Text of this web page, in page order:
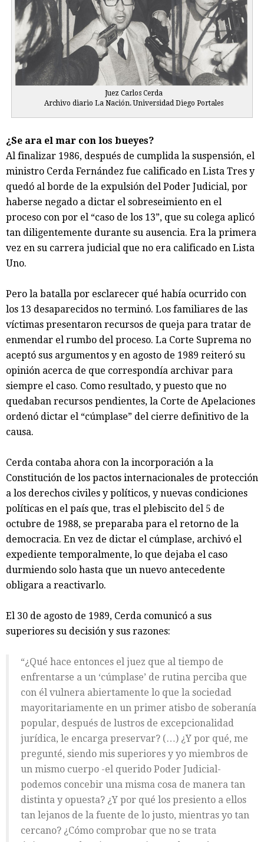
Juez Carlos Cerda
Archivo diario La Nación. Universidad Diego Portales
¿Se ara el mar con los bueyes?
Al finalizar 1986, después de cumplida la suspensión, el
ministro Cerda Fernández fue calificado en Lista Tres y
quedó al borde de la expulsión del Poder Judicial, por
haberse negado a dictar el sobreseimiento en el
proceso con por el “caso de los 13”, que su colega aplicó
tan diligentemente durante su ausencia. Era la primera
vez en su carrera judicial que no era calificado en Lista
Uno.
Pero la batalla por esclarecer qué había ocurrido con
los 13 desaparecidos no terminó. Los familiares de las
víctimas presentaron recursos de queja para tratar de
enmendar el rumbo del proceso. La Corte Suprema no
aceptó sus argumentos y en agosto de 1989 reiteró su
opinión acerca de que correspondía archivar para
siempre el caso. Como resultado, y puesto que no
quedaban recursos pendientes, la Corte de Apelaciones
ordenó dictar el “cúmplase” del cierre definitivo de la
causa.
Cerda contaba ahora con la incorporación a la
Constitución de los pactos internacionales de protección
a los derechos civiles y políticos, y nuevas condiciones
políticas en el país que, tras el plebiscito del 5 de
octubre de 1988, se preparaba para el retorno de la
democracia. En vez de dictar el cúmplase, archivó el
expediente temporalmente, lo que dejaba el caso
durmiendo solo hasta que un nuevo antecedente
obligara a reactivarlo.
El 30 de agosto de 1989, Cerda comunicó a sus
superiores su decisión y sus razones:
“¿Qué hace entonces el juez que al tiempo de
enfrentarse a un ‘cúmplase’ de rutina perciba que
con él vulnera abiertamente lo que la sociedad
mayoritariamente en un primer atisbo de soberanía
popular, después de lustros de excepcionalidad
jurídica, le encarga preservar? (…) ¿Y por qué, me
pregunté, siendo mis superiores y yo miembros de
un mismo cuerpo -el querido Poder Judicial-
podemos concebir una misma cosa de manera tan
distinta y opuesta? ¿Y por qué los presiento a ellos
tan lejanos de la fuente de lo justo, mientras yo tan
cercano? ¿Cómo comprobar que no se trata